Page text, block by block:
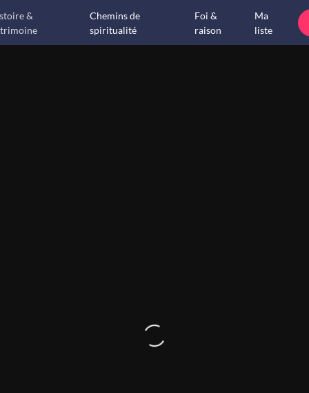
&
Chemins de
spiritualité
Foi &
raison
Ma
liste